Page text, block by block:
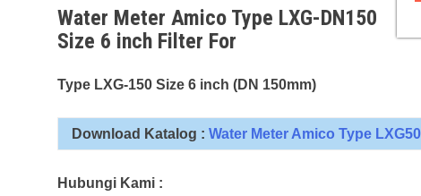
Water Meter Amico Type LXG-DN150
Size 6 inch Filter For
Type LXG-150 Size 6 inch (DN 150mm)
Download Katalog :Water Meter Amico Type
Hubungi Kami :